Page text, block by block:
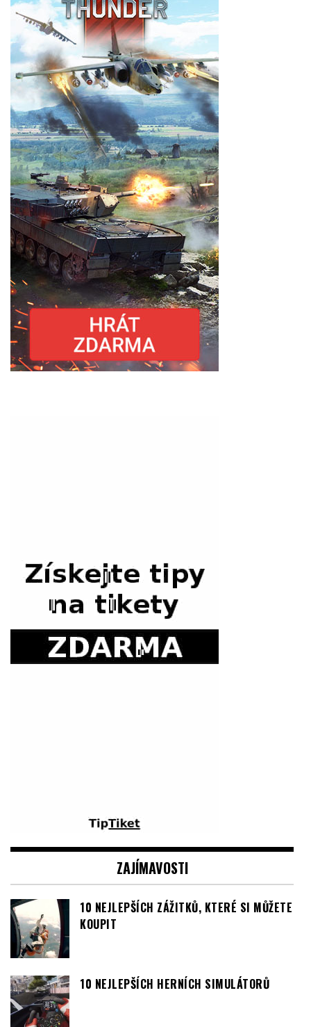
ZAJÍMAVOSTI
10 NEJLEPŠÍCH ZÁŽITKŮ, KTERÉ SI MŮŽETE
KOUPIT
10 NEJLEPŠÍCH HERNÍCH SIMULÁTORŮ